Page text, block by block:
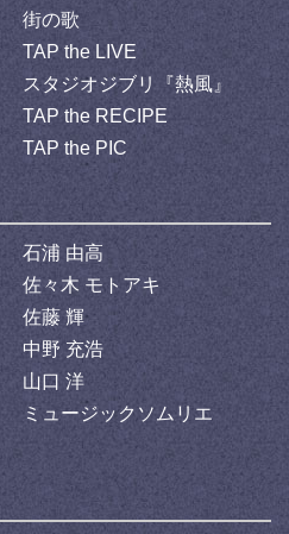
街の歌
TAP the LIVE
スタジオジブリ『熱風』
TAP the RECIPE
TAP the PIC
石浦 由高
佐々木 モトアキ
佐藤 輝
中野 充浩
山口 洋
ミュージックソムリエ